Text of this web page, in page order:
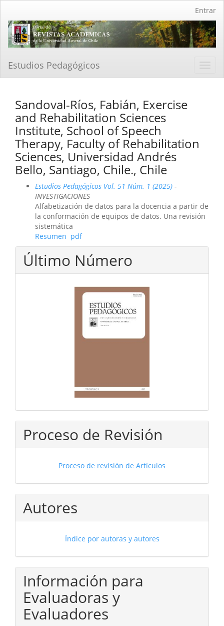
Contenido
principal
Barra
Entrar
Estudios Pedagógicos
Sandoval-Ríos, Fabián, Exercise
and Rehabilitation Sciences
Institute, School of Speech
Therapy, Faculty of Rehabilitation
Sciences, Universidad Andrés
Bello, Santiago, Chile., Chile
Estudios Pedagógicos Vol. 51 Núm. 1 (2025) -
INVESTIGACIONES
Alfabetización de datos para la docencia a partir de
la conformación de equipos de datos. Una revisión
sistemática
Resumen pdf
Último Número
Proceso de Revisión
Proceso de revisión de Artículos
Autores
Índice por autoras y autores
Información para
Evaluadoras y
Evaluadores